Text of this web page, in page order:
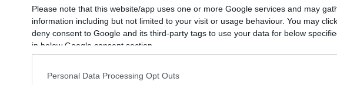
Please note that this website/app uses one or more Google services and may
information including but not limited to your visit or usage behaviour. You may
deny consent to Google and its third-party tags to use your data for below
in below Google consent section.
Personal Data Processing Opt Outs